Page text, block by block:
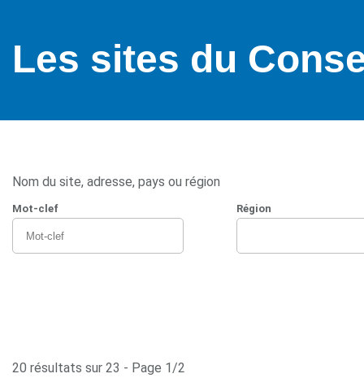
Les sites du
Nom du site, adresse, pays ou région
Mot-clef Région
20 résultats sur 23 - Page 1/2